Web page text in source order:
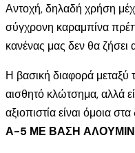
Αντοχή, δηλαδή χρήση
σύγχρονη καραμπίνα
κανένας μας δεν θα
Η βασική διαφορά μεταξύ
αισθητό κλώτσημα, αλλά
αξιοπιστία είναι όμοια
Α-5 ΜΕ ΒΑΣΗ